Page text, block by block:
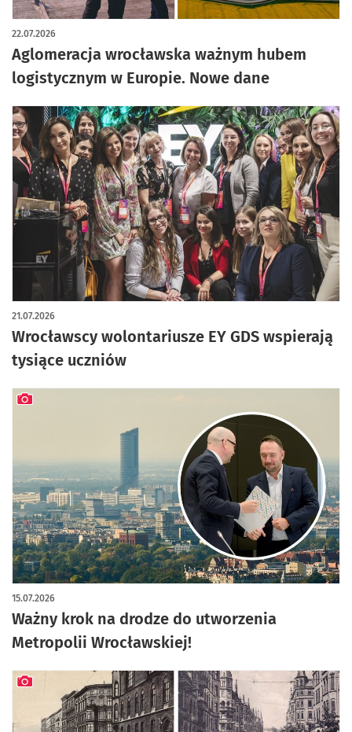
Aglomeracja wrocławska ważnym hubem
logistycznym w Europie. Nowe dane
22.07.2026
Wrocławscy wolontariusze EY GDS wspierają
tysiące uczniów
21.07.2026
Ważny krok na drodze do utworzenia
Metropolii Wrocławskiej!
15.07.2026
artykuł z galerią zdjęć